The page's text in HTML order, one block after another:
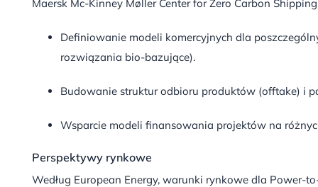
Maersk Mc-Kinney Møller Center for Zero Carbon
Definiowanie modeli komercyjnych dla
rozwiązania bio-bazujące).
Budowanie struktur odbioru produktów (offtake) i
Wsparcie modeli finansowania projektów na
Perspektywy rynkowe
Według European Energy, warunki rynkowe dla Power-